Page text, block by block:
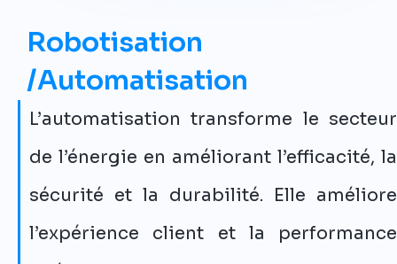
Robotisation
/Automatisation
L’automatisation transforme le secteur
de l’énergie en améliorant l’efficacité, la
sécurité et la durabilité. Elle améliore
l’expérience client et la performance